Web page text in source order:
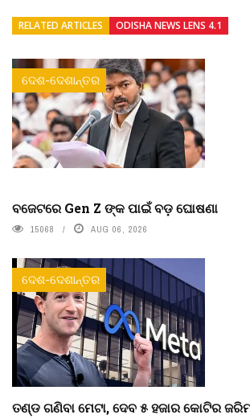
RELATED ARTICLES ODISHA NEWS LENS 4.1
ଦେଶ-ଦେଶାନ୍ତର
ବଜେଟରେ Gen Z ଙ୍କ ପାଇଁ ବଡ଼ ଘୋଷଣା
15068 AUG 06, 2026
ଦେଶ-ଦେଶାନ୍ତର
ତଣ୍ଡ ଗଣିବା ମେଟା, ଦେବ ୫ ହଜାର କୋଟିର